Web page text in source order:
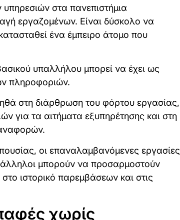
στα πανεπιστήμια
εργαζομένων. Είναι δύσκολο να
ένα έμπειρο άτομο που
υπαλλήλου μπορεί να έχει ως
πληροφοριών.
στη διάρθρωση του φόρτου εργασίας,
για τα αιτήματα εξυπηρέτησης και στη
οι επαναλαμβανόμενες εργασίες
μπορούν να προσαρμοστούν
ιστορικό παρεμβάσεων και στις
χωρίς